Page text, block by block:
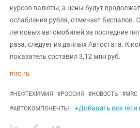
курсов валюты, а цены будут
ослабления рубля, отмечает Беспалов.
легковых автомобилей за последние
раза, следует из данных Автостата. К
показатель составил 3,12 млн руб.
mrc.ru
#НЕФТЕХИМИЯ #РОССИЯ #НОВОСТЬ #MRC
#АВТОКОМПОНЕНТЫ +Добавить все теги